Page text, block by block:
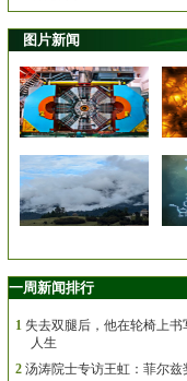
图片新闻
一周新闻排行
1 失去双腿后，他在轮椅上书
人生
2 汤涛院士专访王虹：菲尔